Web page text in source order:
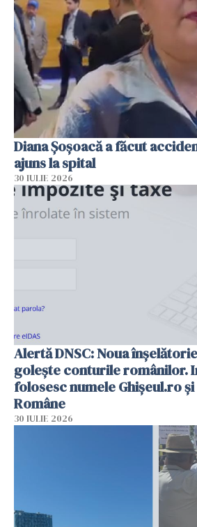
Diana Șoșoacă a făcut
ajuns la spital
30 IULIE 2026
Alertă DNSC: Noua
golește conturile românilor.
folosesc numele Ghișeul.ro
Române
30 IULIE 2026